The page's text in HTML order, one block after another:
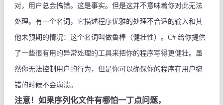
对，用户总会搞错。这是事实。但是这并不意味着你对此无法
处理。有一个名词，它描述程序优雅的处理不合适的输入和其
他未预期的情况：这个名词叫做鲁棒（健壮性）。 C# 给你提供
了一些很有用的异常处理的工具来把你的程序写得更健壮。虽
然你无法控制用户的行为，但是你可以确保你的程序在用户搞
错的时候不会崩溃。
注意！如果序列化文件有哪怕一丁点问题，